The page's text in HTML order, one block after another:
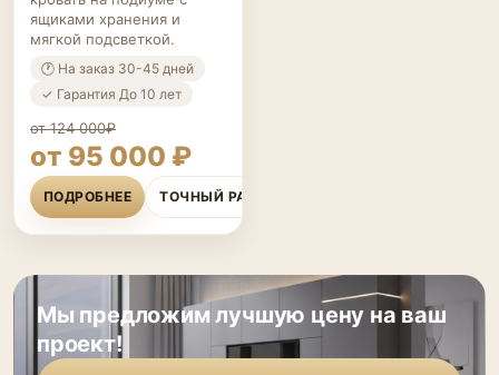
ящиками хранения и
мягкой подсветкой.
🕐 На заказ 30-45 дней
✓ Гарантия До 10 лет
от 124 000₽
от 95 000 ₽
ПОДРОБНЕЕ ТОЧНЫЙ РАСЧЁТ
Мы предложим лучшую цену на ваш
проект!